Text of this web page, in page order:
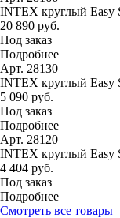
INTEX круглый Easy
20 890 руб.
Под заказ
Подробнее
Арт. 28130
INTEX круглый Easy
5 090 руб.
Под заказ
Подробнее
Арт. 28120
INTEX круглый Easy
4 404 руб.
Под заказ
Подробнее
Смотреть все товары